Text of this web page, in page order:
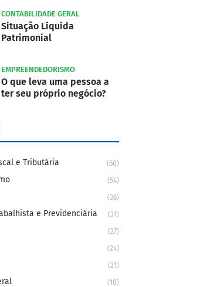
CONTABILIDADE GERAL
Situação Líquida
Patrimonial
EMPREENDEDORISMO
O que leva uma pessoa a
ter seu próprio negócio?
e Tributária (60)
(54)
(36)
e Previdenciária (31)
(27)
(24)
(21)
(18)